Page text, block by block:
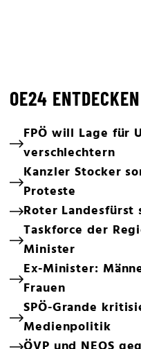
OE24 ENTDECKEN
FPÖ will Lage für
verschlechtern
Kanzler Stocker
Proteste
Roter
Taskforce der
Minister
Ex-Minister:
Frauen
SPÖ-Grande
Medienpolitik